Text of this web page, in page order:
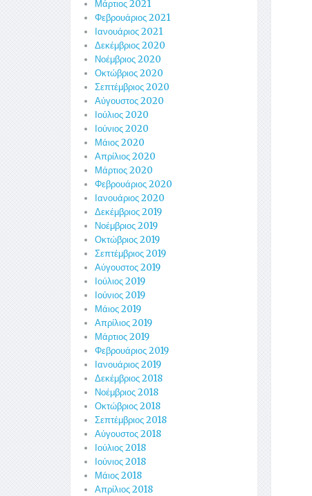
Μάρτιος 2021
Φεβρουάριος 2021
Ιανουάριος 2021
Δεκέμβριος 2020
Νοέμβριος 2020
Οκτώβριος 2020
Σεπτέμβριος 2020
Αύγουστος 2020
Ιούλιος 2020
Ιούνιος 2020
Μάιος 2020
Απρίλιος 2020
Μάρτιος 2020
Φεβρουάριος 2020
Ιανουάριος 2020
Δεκέμβριος 2019
Νοέμβριος 2019
Οκτώβριος 2019
Σεπτέμβριος 2019
Αύγουστος 2019
Ιούλιος 2019
Ιούνιος 2019
Μάιος 2019
Απρίλιος 2019
Μάρτιος 2019
Φεβρουάριος 2019
Ιανουάριος 2019
Δεκέμβριος 2018
Νοέμβριος 2018
Οκτώβριος 2018
Σεπτέμβριος 2018
Αύγουστος 2018
Ιούλιος 2018
Ιούνιος 2018
Μάιος 2018
Απρίλιος 2018